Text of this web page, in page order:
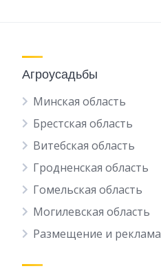
Агроусадьбы
Минская область
Брестская область
Витебская область
Гродненская область
Гомельская область
Могилевская область
Размещение и реклама